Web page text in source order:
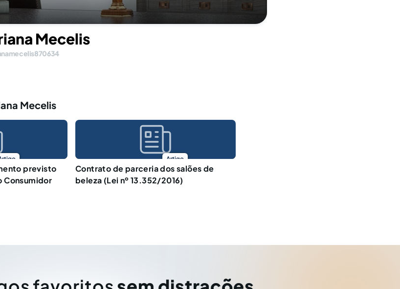
Mecelis
Mecelis
previsto
Consumidor
Artigo
Contrato de parceria dos salões de
beleza (Lei nº 13.352/2016)